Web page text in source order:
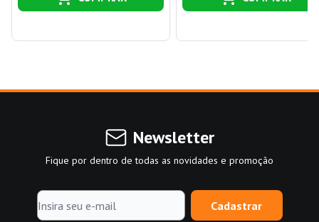
Newsletter
Fique por dentro de todas as novidades e promoção
Cadastrar